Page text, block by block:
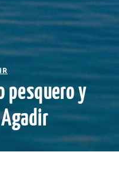
pesquero y